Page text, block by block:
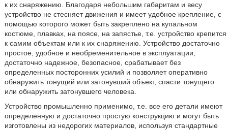
к их снаряжению. Благодаря небольшим габаритам и весу
устройство не стесняет движения и имеет удобное крепление, с
помощью которого может быть закреплено на купальном
костюме, плавках, на поясе, на запястье, т.е. устройство крепится
к самим объектам или к их снаряжению. Устройство достаточно
простое, удобное и необременительное в эксплуатации,
достаточно надежное, безопасное, срабатывает без
определенных посторонних усилий и позволяет оперативно
обнаружить тонущий или затонувший объект, спасти тонущего
или обнаружить затонувшего человека.
Устройство промышленно применимо, т.е. все его детали имеют
определенную и достаточно простую конструкцию и могут быть
изготовлены из недорогих материалов, используя стандартные